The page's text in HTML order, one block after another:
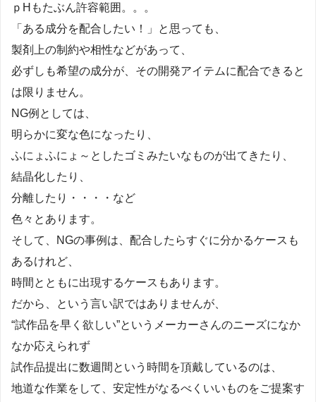
ｐHもたぶん許容範囲。。。
「ある成分を配合したい！」と思っても、
製剤上の制約や相性などがあって、
必ずしも希望の成分が、その開発アイテムに配合できると
は限りません。
NG例としては、
明らかに変な色になったり、
ふにょふにょ～としたゴミみたいなものが出てきたり、
結晶化したり、
分離したり・・・・など
色々とあります。
そして、NGの事例は、配合したらすぐに分かるケースも
あるけれど、
時間とともに出現するケースもあります。
だから、という言い訳ではありませんが、
“試作品を早く欲しい”というメーカーさんのニーズになか
なか応えられず
試作品提出に数週間という時間を頂戴しているのは、
地道な作業をして、安定性がなるべくいいものをご提案す